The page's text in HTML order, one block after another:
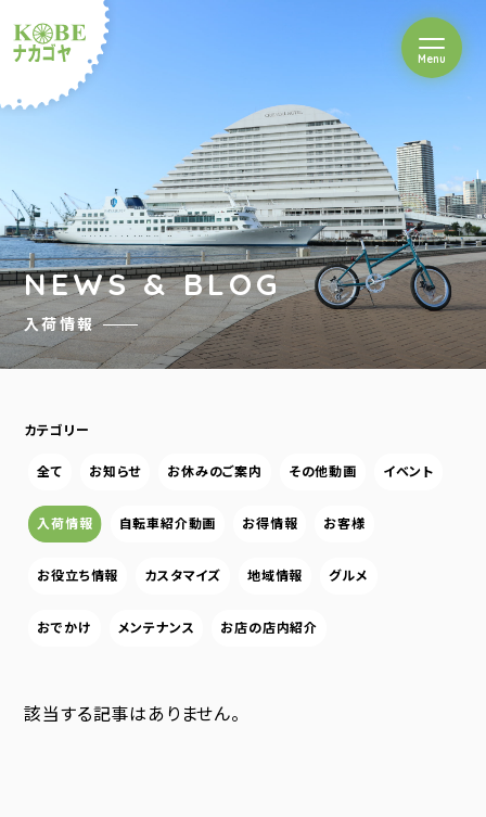
ルショップナカゴヤ
Menuを開閉
NEWS & BLOG
入荷情報
カテゴリー
全て お知らせ お休みのご案内 その他動画 イベント
入荷情報 自転車紹介動画 お得情報 お客様
お役立ち情報 カスタマイズ 地域情報 グルメ
おでかけ メンテナンス お店の店内紹介
該当する記事はありません。